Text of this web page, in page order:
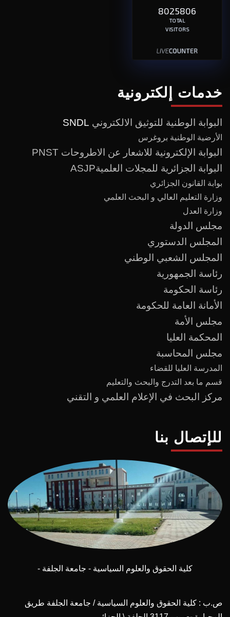
8025806
TOTAL
VISITORS
خدمات إلكترونية
البوابة الوطنية للتوثيق الالكتروني
الأرضية الوطنية بروغرس
البوابة الإلكترونية للاشعار عن الاطروحات PNST
البوابة الجزائرية للمجلات العلميةASJP
بوابة القانون الجزائري
وزارة التعليم العالي و البحث العلمي
وزارة العدل
مجلس الدولة
المجلس الدستوري
المجلس الشعبي الوطني
رئاسة الجمهورية
رئاسة الحكومة
الأمانة العامة للحكومة
مجلس الأمة
المحكمة العليا
مجلس المحاسبة
المدرسة العليا للقضاء
قسم ما بعد التدرج و البحث والتعليم
مركز البحث في الإعلام العلمي و التقني
للإتصال بنا
كلية الحقوق والعلوم السياسية - جامعة الجلفة -
ص.ب : كلية الحقوق والعلوم السياسية / جامعة الجلفة طريق